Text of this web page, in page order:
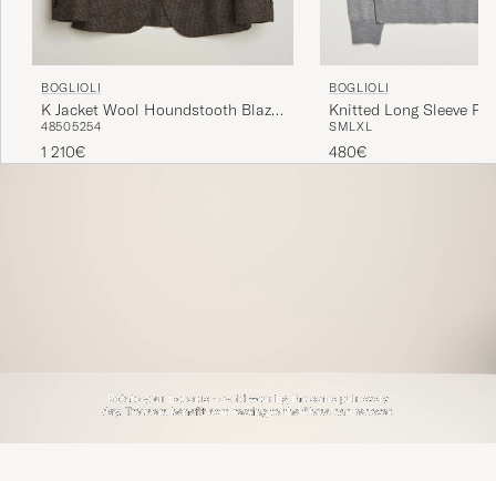
BOGLIOLI
K Jacket Wool Houndstooth Blazer
Dark Brown
48505254
1 210€
BOGLIOLI
Knitted Long Sleeve
Grey
SMLXL
480€